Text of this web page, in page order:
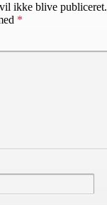
ikke blive publiceret.
*